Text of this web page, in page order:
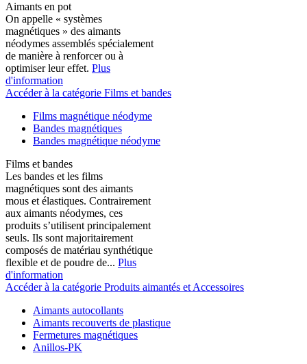
Aimants en pot
On appelle « systèmes
magnétiques » des aimants
néodymes assemblés spécialement
de manière à renforcer ou à
optimiser leur effet. Plus
d'information
Accéder à la catégorie Films et bandes
Films magnétique néodyme
Bandes magnétiques
Bandes magnétique néodyme
Films et bandes
Les bandes et les films
magnétiques sont des aimants
mous et élastiques. Contrairement
aux aimants néodymes, ces
produits s’utilisent principalement
seuls. Ils sont majoritairement
composés de matériau synthétique
flexible et de poudre de... Plus
d'information
Accéder à la catégorie Produits aimantés et Accessoires
Aimants autocollants
Aimants recouverts de plastique
Fermetures magnétiques
Anillos-PK